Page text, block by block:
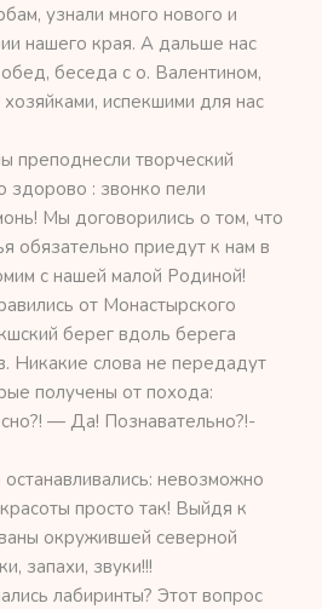
узнали много нового и
нашего края. А дальше нас
беседа с о. Валентином,
испекшими для нас
преподнесли творческий
: звонко пели
Мы договорились о том, что
обязательно приедут к нам в
с нашей малой Родиной!
от Монастырского
берег вдоль берега
Никакие слова не передадут
получены от похода:
— Да! Познавательно?!-
невозможно
просто так! Выйдя к
окружившей северной
запахи, звуки!!!
лабиринты? Этот вопрос